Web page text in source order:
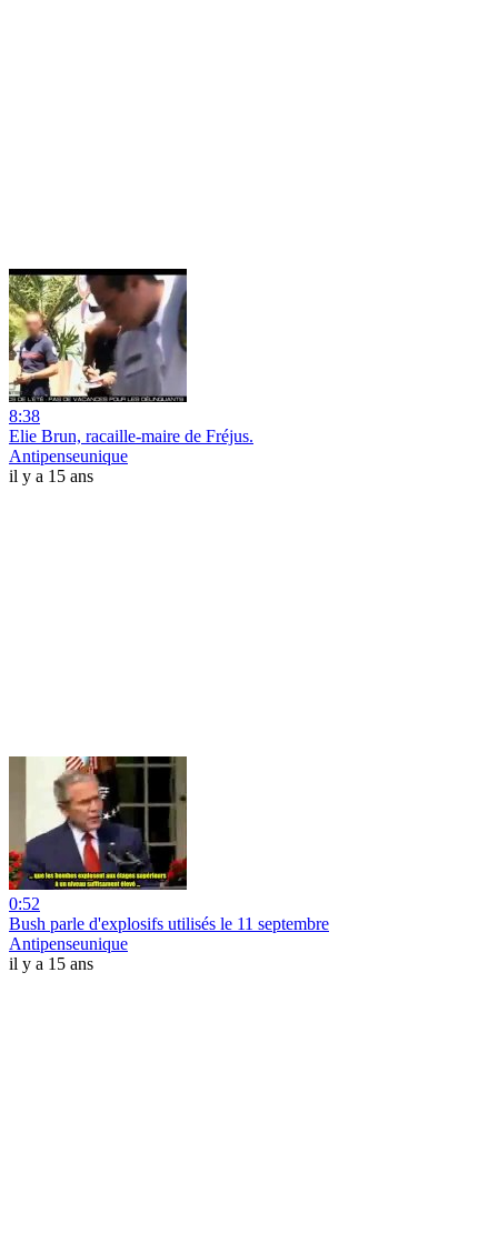
8:38
Elie Brun, racaille-maire de Fréjus.
Antipenseunique
il y a 15 ans
0:52
Bush parle d'explosifs utilisés le 11 septembre
Antipenseunique
il y a 15 ans